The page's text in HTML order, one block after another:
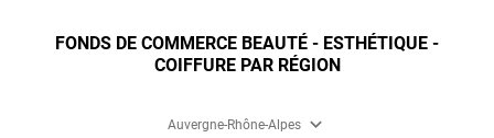
FONDS DE COMMERCE BEAUTÉ - ESTHÉTIQUE -
COIFFURE PAR RÉGION
Auvergne-Rhône-Alpes expand_more